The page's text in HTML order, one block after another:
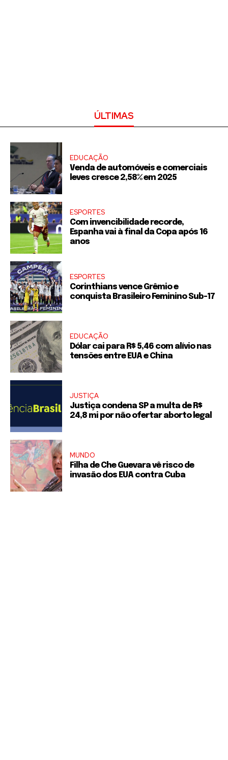
ÚLTIMAS
EDUCAÇÃO
Venda de automóveis e comerciais
leves cresce 2,58% em 2025
ESPORTES
Com invencibilidade recorde,
Espanha vai à final da Copa após 16
anos
ESPORTES
Corinthians vence Grêmio e
conquista Brasileiro Feminino Sub-17
EDUCAÇÃO
Dólar cai para R$ 5,46 com alívio nas
tensões entre EUA e China
JUSTIÇA
Justiça condena SP a multa de R$
24,8 mi por não ofertar aborto legal
MUNDO
Filha de Che Guevara vê risco de
invasão dos EUA contra Cuba